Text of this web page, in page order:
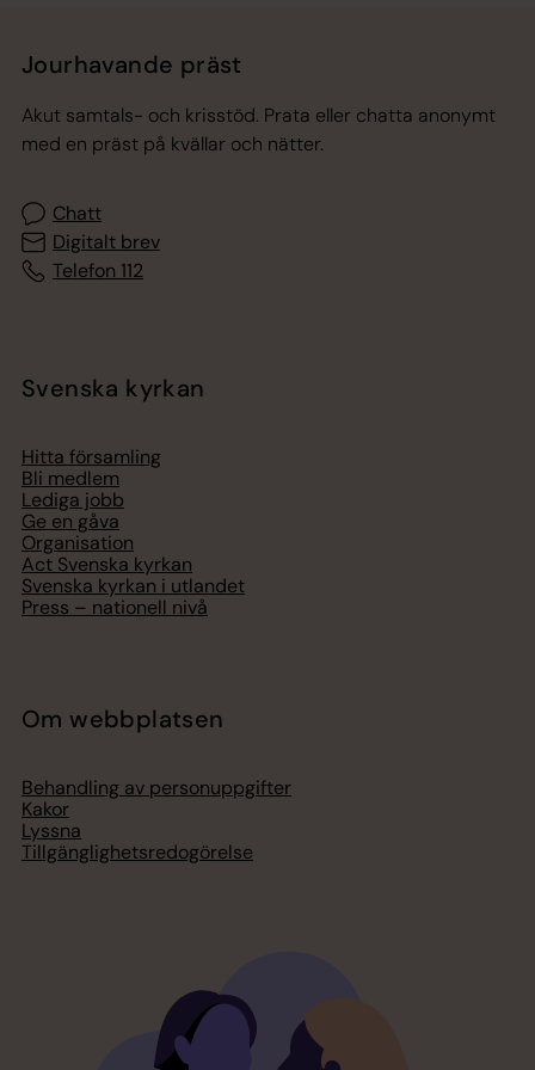
Jourhavande präst
Akut samtals- och krisstöd. Prata eller chatta anonymt
med en präst på kvällar och nätter.
Chatt
Digitalt brev
Telefon 112
Svenska kyrkan
Hitta församling
Bli medlem
Lediga jobb
Ge en gåva
Organisation
Act Svenska kyrkan
Svenska kyrkan i utlandet
Press – nationell nivå
Om webbplatsen
Behandling av personuppgifter
Kakor
Lyssna
Tillgänglighetsredogörelse